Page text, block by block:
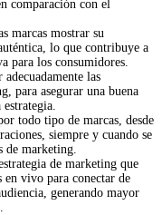
comparación con el
marcas mostrar su
lo que contribuye a
para los consumidores.
las
para asegurar una buena
todo tipo de marcas, desde
siempre y cuando se
marketing.
de marketing que
en vivo para conectar de
generando mayor